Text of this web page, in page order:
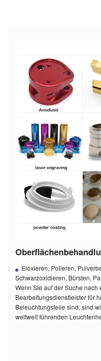
Eloxieren, Polieren,
Schwarzoxidieren, Bürsten,
Wenn Sie auf der Suche
Bearbeitungsdienstleister für
Beleuchtungsteile sind, sind
weltweit führenden